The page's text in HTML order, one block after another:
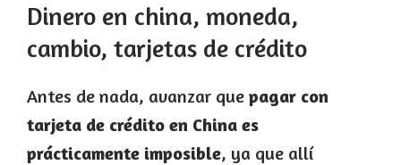
Dinero en china, moneda,
cambio, tarjetas de crédito
Antes de nada, avanzar que pagar con
tarjeta de crédito en China es
prácticamente imposible, ya que allí